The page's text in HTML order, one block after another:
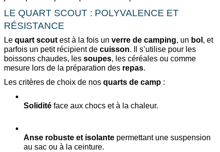
LE QUART SCOUT : POLYVALENCE ET
RÉSISTANCE
Le quart scout est à la fois un verre de camping, un bol , et
parfois un petit récipient de cuisson. Il s’utilise pour les
boissons chaudes, les soupes, les céréales ou comme
mesure lors de la préparation des repas.
Les critères de choix de nos quarts de camp :
Solidité face aux chocs et à la chaleur.
Anse robuste et isolante permettant une suspension
au sac ou à la ceinture.